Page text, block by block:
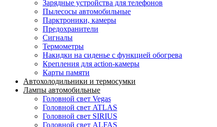
Зарядные устройства для телефонов
Пылесосы автомобильные
Парктроники, камеры
Предохранители
Сигналы
Термометры
Накидки на сиденье с функцией обогрева
Крепления для action-камеры
Карты памяти
Автохолодильники и термосумки
Лампы автомобильные
Головной свет Vegas
Головной свет ATLAS
Головной свет SIRIUS
Головной свет ALFAS